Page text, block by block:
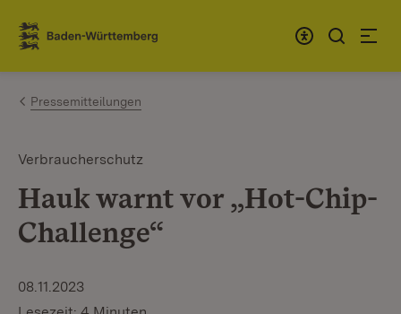
Zum Inhalt springen
Link zur Startseite
Pressemitteilungen
Verbraucherschutz
Hauk warnt vor „Hot-Chip-
Challenge“
08.11.2023